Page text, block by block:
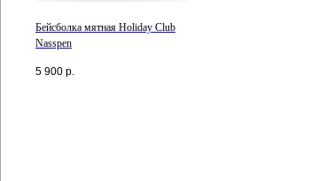
Бейсболка мятная Holiday Club
Nasspen
5 900 р.